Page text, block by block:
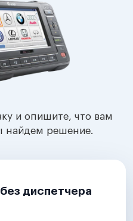
и опишите, что вам
найдем решение.
диспетчера